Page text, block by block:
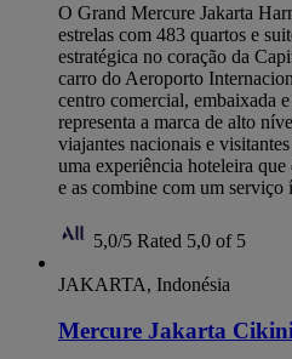
O Grand Mercure Jakarta
estrelas com 483 quartos e
estratégica no coração da
carro do Aeroporto
centro comercial, embaixada
representa a marca de alto
viajantes nacionais e
uma experiência hoteleira que
e as combine com um serviço
5,0/5 Rated 5,0 of 5
JAKARTA, Indonésia
Mercure Jakarta